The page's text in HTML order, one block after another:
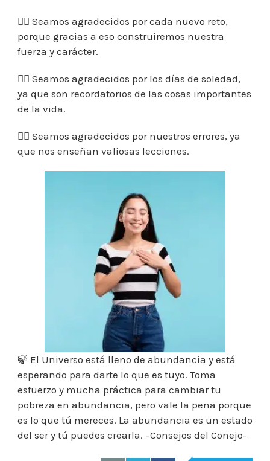
👉🏼 Seamos agradecidos por cada nuevo reto,
porque gracias a eso construiremos nuestra
fuerza y carácter.
👉🏼 Seamos agradecidos por los días de soledad,
ya que son recordatorios de las cosas importantes
de la vida.
👉🏼 Seamos agradecidos por nuestros errores, ya
que nos enseñan valiosas lecciones.
🍃 El Universo está lleno de abundancia y está
esperando para darte lo que es tuyo. Toma
esfuerzo y mucha práctica para cambiar tu
pobreza en abundancia, pero vale la pena porque
es lo que tú mereces. La abundancia es un estado
del ser y tú puedes crearla. –Consejos del Conejo-